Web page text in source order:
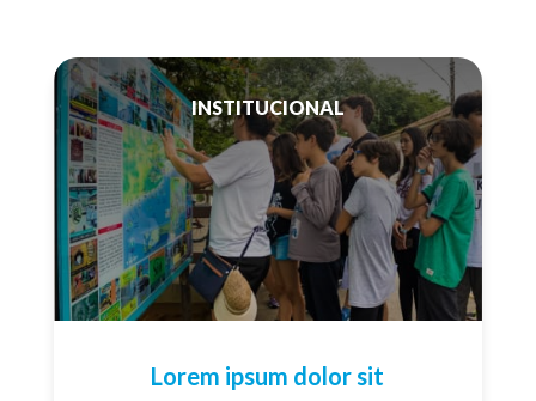
INSTITUCIONAL
Lorem ipsum dolor sit